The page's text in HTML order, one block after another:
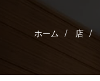
ホーム 店